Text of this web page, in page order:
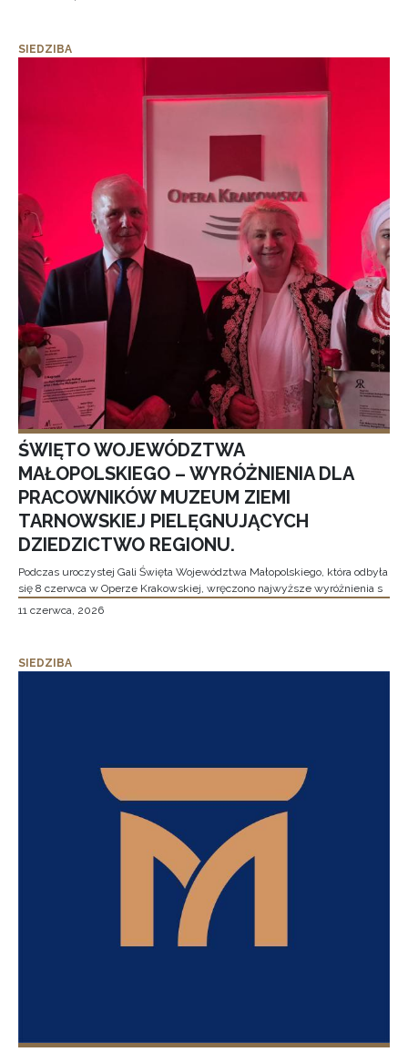
SIEDZIBA
ŚWIĘTO WOJEWÓDZTWA
MAŁOPOLSKIEGO – WYRÓŻNIENIA DLA
PRACOWNIKÓW MUZEUM ZIEMI
TARNOWSKIEJ PIELĘGNUJĄCYCH
DZIEDZICTWO REGIONU.
Podczas uroczystej Gali Święta Województwa Małopolskiego, która odbyła
się 8 czerwca w Operze Krakowskiej, wręczono najwyższe wyróżnienia s
11 czerwca, 2026
SIEDZIBA